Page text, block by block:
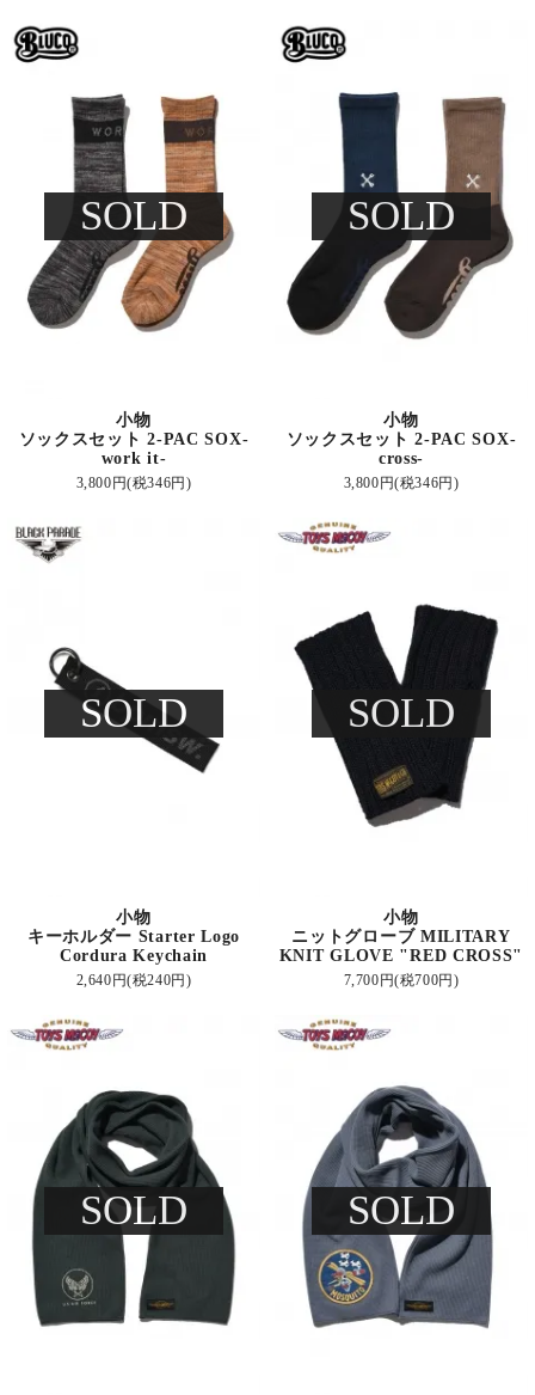
SOLD
小物
ソックスセット 2-PAC SOX-
work it-
3,800円(税346円)
SOLD
小物
ソックスセット 2-PAC SOX-
cross-
3,800円(税346円)
SOLD
小物
キーホルダー Starter Logo
Cordura Keychain
2,640円(税240円)
SOLD
小物
ニットグローブ MILITARY
KNIT GLOVE "RED CROSS"
7,700円(税700円)
SOLD SOLD